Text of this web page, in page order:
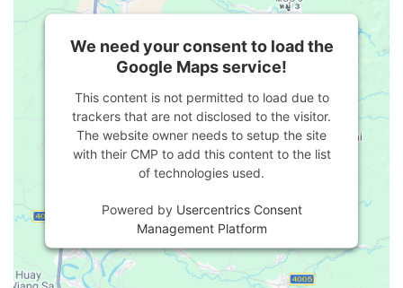
We need your consent to load the
Google Maps service!
This content is not permitted to load due to
trackers that are not disclosed to the visitor.
The website owner needs to setup the site
with their CMP to add this content to the list
of technologies used.
Powered by Usercentrics Consent
Management Platform